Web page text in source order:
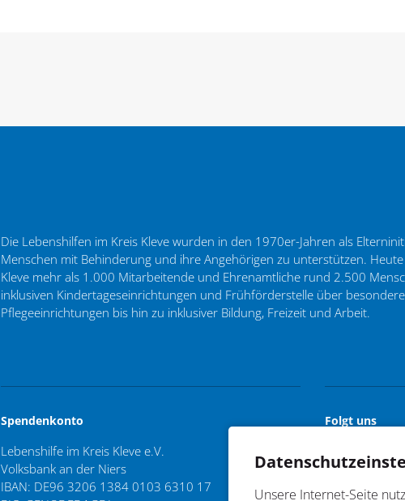
Unsere Internet-Seite
Die Lebenshilfen im Kreis Kleve wurden in den 1970er-Jahren als
Menschen mit Behinderung und ihre Angehörigen zu unterstützen.
Kleve mehr als 1.000 Mitarbeitende und Ehrenamtliche rund 2.500
inklusiven Kindertageseinrichtungen und Frühförderstelle über
Pflegeeinrichtungen bis hin zu inklusiver Bildung, Freizeit und Arbeit.
Spendenkonto
Lebenshilfe im Kreis Kleve e.V.
Volksbank an der Niers
IBAN: DE96 3206 1384 0103 6310 17
Folgt uns